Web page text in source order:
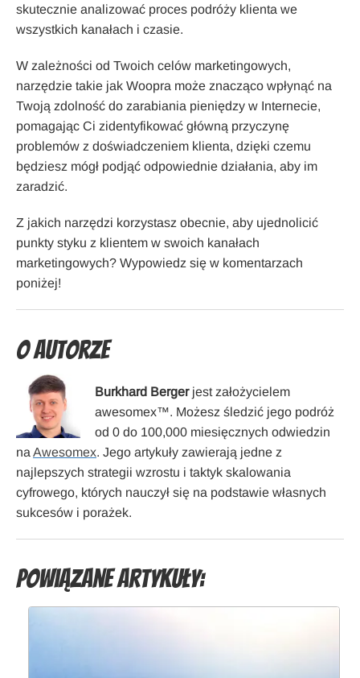
skutecznie analizować proces podróży klienta we
wszystkich kanałach i czasie.
W zależności od Twoich celów marketingowych,
narzędzie takie jak Woopra może znacząco wpłynąć na
Twoją zdolność do zarabiania pieniędzy w Internecie,
pomagając Ci zidentyfikować główną przyczynę
problemów z doświadczeniem klienta, dzięki czemu
będziesz mógł podjąć odpowiednie działania, aby im
zaradzić.
Z jakich narzędzi korzystasz obecnie, aby ujednolicić
punkty styku z klientem w swoich kanałach
marketingowych? Wypowiedz się w komentarzach
poniżej!
O Autorze
Burkhard Bergerjest założycielem
awesomex™. Możesz śledzić jego podróż
od 0 do 100,000 miesięcznych odwiedzin
na Awesomex. Jego artykuły zawierają jedne z
najlepszych strategii wzrostu i taktyk skalowania
cyfrowego, których nauczył się na podstawie własnych
sukcesów i porażek.
Powiązane artykuły: